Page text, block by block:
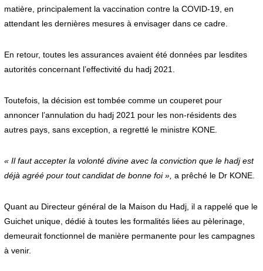
matière, principalement la vaccination contre la COVID-19, en
attendant les dernières mesures à envisager dans ce cadre.
En retour, toutes les assurances avaient été données par lesdites
autorités concernant l’effectivité du hadj 2021.
Toutefois, la décision est tombée comme un couperet pour
annoncer l’annulation du hadj 2021 pour les non-résidents des
autres pays, sans exception, a regretté le ministre KONE.
« Il faut accepter la volonté divine avec la conviction que le hadj est
déjà agréé pour tout candidat de bonne foi », a prêché le Dr KONE.
Quant au Directeur général de la Maison du Hadj, il a rappelé que le
Guichet unique, dédié à toutes les formalités liées au pèlerinage,
demeurait fonctionnel de manière permanente pour les campagnes
à venir.